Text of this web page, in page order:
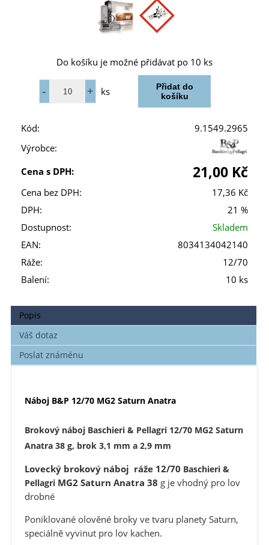
Do košíku je možné přidávat po 10 ks
ks
Kód:
9.1549.2965
Výrobce:
Cena s DPH:
21,00 Kč
Cena bez DPH:
17,36 Kč
DPH:
21 %
Dostupnost:
Skladem
EAN:
8034134042140
Ráže:
12/70
Balení:
10 ks
Popis
Váš dotaz
Poslat známénu
Náboj B&P 12/70 MG2 Saturn Anatra
Brokový náboj Baschieri & Pellagri 12/70 MG2 Saturn
Anatra 38 g, brok 3,1 mm a 2,9 mm
Lovecký brokový náboj ráže 12/70 Baschieri &
PellagriMG2 Saturn Anatra 38 g je vhodný pro lov
drobné
Poniklované olověné broky ve tvaru planety Saturn,
speciálně vyvinut pro lov kachen.